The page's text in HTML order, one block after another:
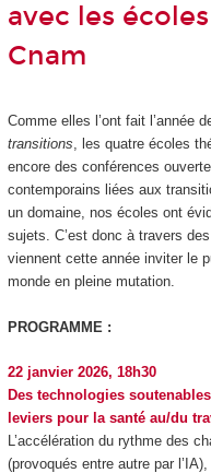
avec les
Cnam
Comme elles l’ont fait l’année
transitions, les quatre écoles
encore des conférences
contemporains liées aux
un domaine, nos écoles ont
sujets. C’est donc à travers
viennent cette année inviter le
monde en pleine mutation.
PROGRAMME :
22 janvier 2026, 18h30
Des technologies
leviers pour la santé au/du
L’accélération du rythme des
(provoqués entre autre par